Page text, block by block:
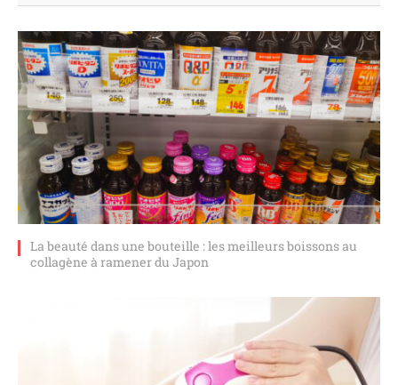
La beauté dans une bouteille : les meilleurs boissons au
collagène à ramener du Japon